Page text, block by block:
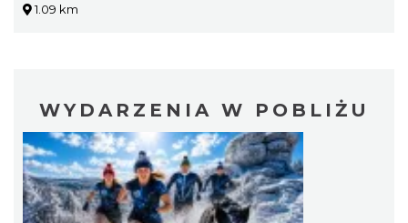
1.09 km
WYDARZENIA W POBLIŻU